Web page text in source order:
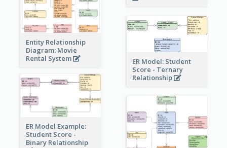
Entity Relationship
Diagram: Movie
Rental System
ER Model: Student
Score - Ternary
Relationship
ER Model Example:
Student Score -
Binary Relationship